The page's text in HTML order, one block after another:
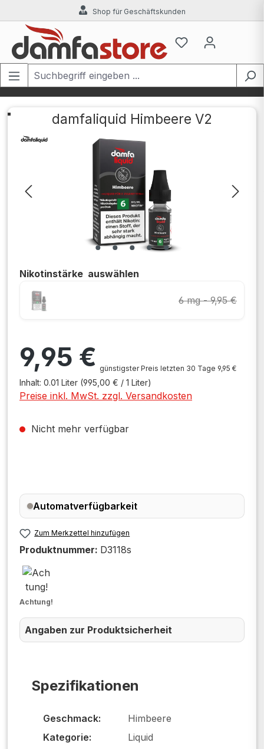
Zum Hauptinhalt springenShop für Geschäftskunden
damfaliquid Himbeere V2
Bildergalerie überspringen
Spezifikationen
Geschmack:
Himbeere
Kategorie:
Liquid
Nikotinstärke auswählen
6 mg - 9,95 €
9,95 € günstigster Preis letzten 30 Tage 9,95 €
Inhalt: 0.01 Liter (995,00 € / 1 Liter)
Preise inkl. MwSt. zzgl. Versandkosten
Nicht mehr verfügbar
Automatverfügbarkeit
Zum Merkzettel hinzufügen
Produktnummer: D3118s
Achtung!
Angaben zur Produktsicherheit